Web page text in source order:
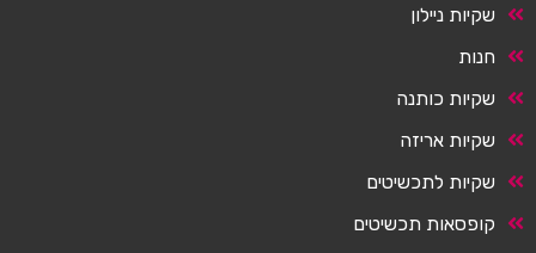
שקיות ניילון
חנות
שקיות כותנה
שקיות אריזה
שקיות לתכשיטים
קופסאות תכשיטים